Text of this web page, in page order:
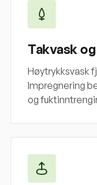
Takvask
Høytrykksvask
Impregnering
og